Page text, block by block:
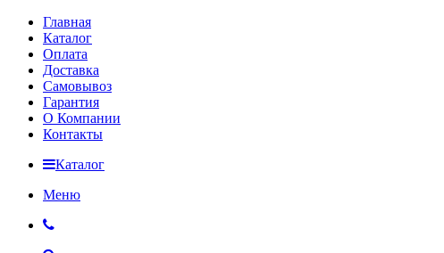
Главная
Каталог
Оплата
Доставка
Самовывоз
Гарантия
О Компании
Контакты
Каталог
Меню